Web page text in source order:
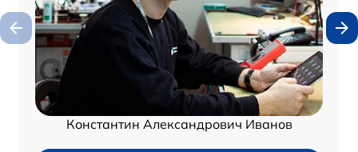
Константин Александрович Иванов